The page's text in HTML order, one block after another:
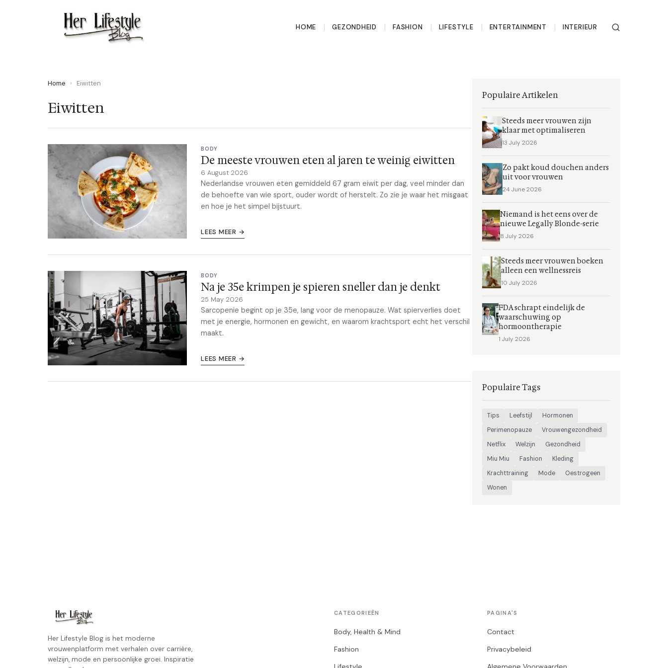
HOME GEZONDHEID FASHION LIFESTYLE ENTERTAINMENT INTERIEUR
Home › Eiwitten
Eiwitten
BODY
De meeste vrouwen eten al jaren te weinig eiwitten
6 August 2026
Nederlandse vrouwen eten gemiddeld 67 gram eiwit per dag, veel minder dan
de behoefte van wie sport, ouder wordt of herstelt. Zo zie je waar het misgaat
en hoe je het simpel bijstuurt.
LEES MEER →
BODY
Na je 35e krimpen je spieren sneller dan je denkt
25 May 2026
Sarcopenie begint op je 35e, lang voor de menopauze. Wat spierverlies doet
met je energie, hormonen en gewicht, en waarom krachtsport echt het verschil
maakt.
LEES MEER →
Populaire Artikelen
Steeds meer vrouwen zijn
klaar met optimaliseren
13 July 2026
Zo pakt koud douchen anders
uit voor vrouwen
24 June 2026
Niemand is het eens over de
nieuwe Legally Blonde-serie
8 July 2026
Steeds meer vrouwen boeken
alleen een wellnessreis
10 July 2026
FDA schrapt eindelijk de
waarschuwing op
hormoontherapie
1 July 2026
Populaire Tags
Tips Leefstijl
Hormonen
Perimenopauze
Vrouwengezondheid
Netflix
Welzijn
Gezondheid
Miu Miu
Fashion
Kleding
Krachttraining
Mode
Oestrogeen
Wonen
Her Lifestyle Blog is het moderne
vrouwenplatform met verhalen over carrière,
welzijn, mode en persoonlijke groei. Inspiratie
CATEGORIEËN
Body, Health & Mind
Fashion
PAGINA'S
Contact
Privacybeleid